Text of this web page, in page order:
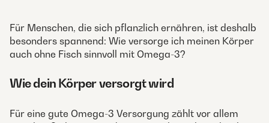
Für Menschen, die sich pflanzlich ernähren, ist deshalb
besonders spannend: Wie versorge ich meinen Körper
auch ohne Fisch sinnvoll mit Omega-3?
Wie dein Körper versorgt wird
Für eine gute Omega-3 Versorgung zählt vor allem